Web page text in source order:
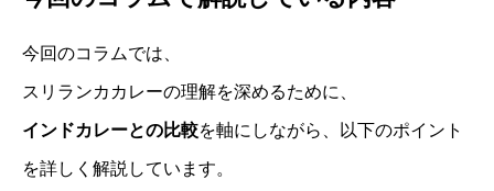
今回のコラムでは、
スリランカカレーの理解を深めるために、
インドカレーとの比較を軸にしながら、以下のポイント
を詳しく解説しています。